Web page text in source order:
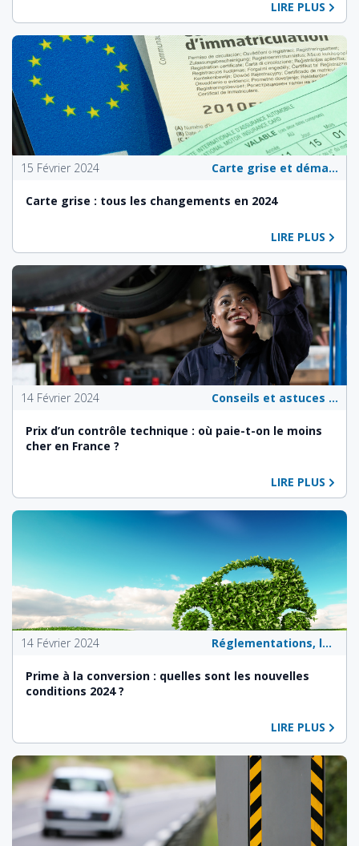
LIRE PLUS
15 Février 2024 Carte grise et démarches administratives
Carte grise : tous les changements en 2024
LIRE PLUS
14 Février 2024 Conseils et astuces pour les propriétaires de véhicules
Prix d’un contrôle technique : où paie-t-on le moins
cher en France ?
LIRE PLUS
14 Février 2024 Réglementations, lois et politiques publiques
Prime à la conversion : quelles sont les nouvelles
conditions 2024 ?
LIRE PLUS